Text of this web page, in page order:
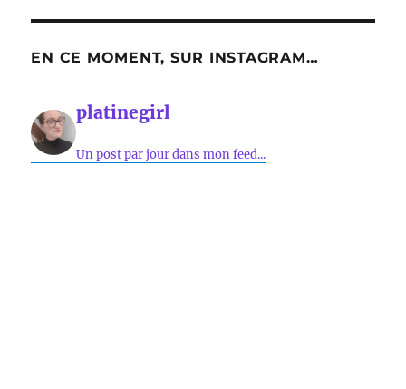
EN CE MOMENT, SUR INSTAGRAM…
platinegirl
Un post par jour dans mon feed...